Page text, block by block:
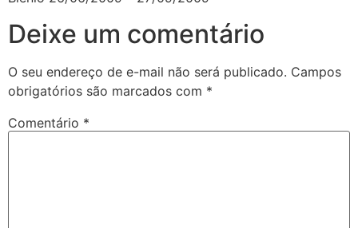
Deixe um comentário
O seu endereço de e-mail não será publicado. Campos
obrigatórios são marcados com *
Comentário *